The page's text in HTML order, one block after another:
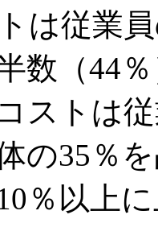
は従業
数（44
ストは
の35％
％以上